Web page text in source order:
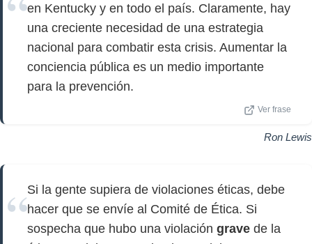
en Kentucky y en todo el país. Claramente, hay
una creciente necesidad de una estrategia
nacional para combatir esta crisis. Aumentar la
conciencia pública es un medio importante
para la prevención.
Ver frase
Ron Lewis
Si la gente supiera de violaciones éticas, debe
hacer que se envíe al Comité de Ética. Si
sospecha que hubo una violación grave de la